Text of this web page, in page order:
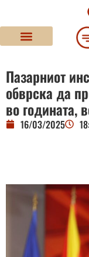
Пазарниот
обврска да
во годината,
16/03/2025